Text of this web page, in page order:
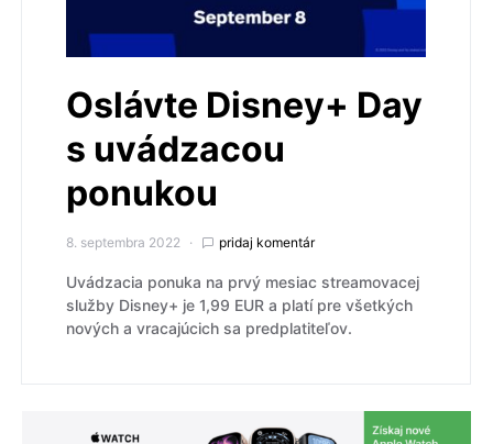
Oslávte Disney+ Day
s uvádzacou
ponukou
8. septembra 2022 pridaj komentár
Uvádzacia ponuka na prvý mesiac streamovacej
služby Disney+ je 1,99 EUR a platí pre všetkých
nových a vracajúcich sa predplatiteľov.